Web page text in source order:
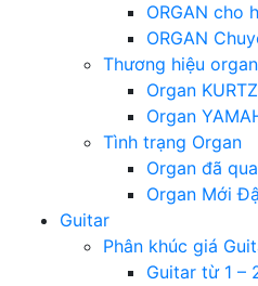
ORGAN cho
ORGAN
Thương hiệu organ
Organ
Organ
Tình trạng Organ
Organ đã
Organ Mới
Guitar
Phân khúc giá
Guitar từ 1 –